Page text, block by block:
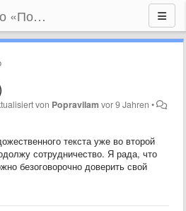
Редакторское бюро «По правилам»
von Popravilam vor 9 Jahren •
текста уже во второй
сотрудничество. Я рада, что
безоговорочно доверить свой